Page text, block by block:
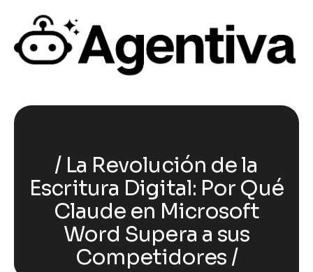
La Revolución de la
Escritura Digital: Por Qué
Claude en Microsoft
Word Supera a sus
Competidores